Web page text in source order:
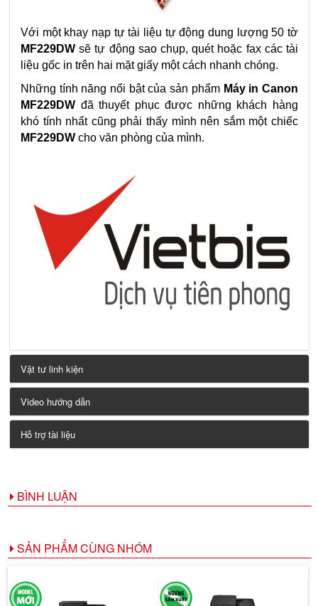
Với một khay nạp tự tài liệu tự động dung lượng 50 tờ
MF229DWsẽ tự động sao chụp, quét hoặc fax các tài
liệu gốc in trên hai mặt giấy một cách nhanh chóng.
Những tính năng nổi bật của sản phẩmMáy in Canon
MF229DW đã thuyết phục được những khách hàng
khó tính nhất cũng phải thấy mình nên sắm một chiếc
MF229DW cho văn phòng của mình.
Vật tư linh kiện
Video hướng dẫn
Hỗ trợ tài liệu
BÌNH LUẬN
SẢN PHẨM CÙNG NHÓM